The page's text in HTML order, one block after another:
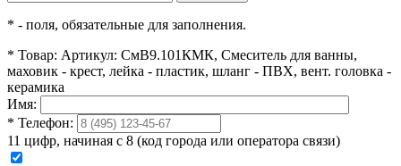
* - поля, обязательные для заполнения.
* Товар: Артикул: СмВ9.101КМК, Смеситель для ванны,
маховик - крест, лейка - пластик, шланг - ПВХ, вент. головка -
керамика
Имя:
* Телефон:
11 цифр, начиная с 8 (код города или оператора связи)